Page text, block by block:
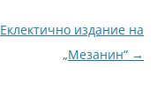
Еклектично издание на
„Мезанин“ →